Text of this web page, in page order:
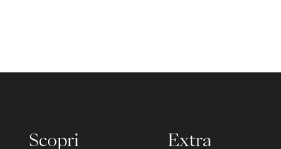
Scopri Extra